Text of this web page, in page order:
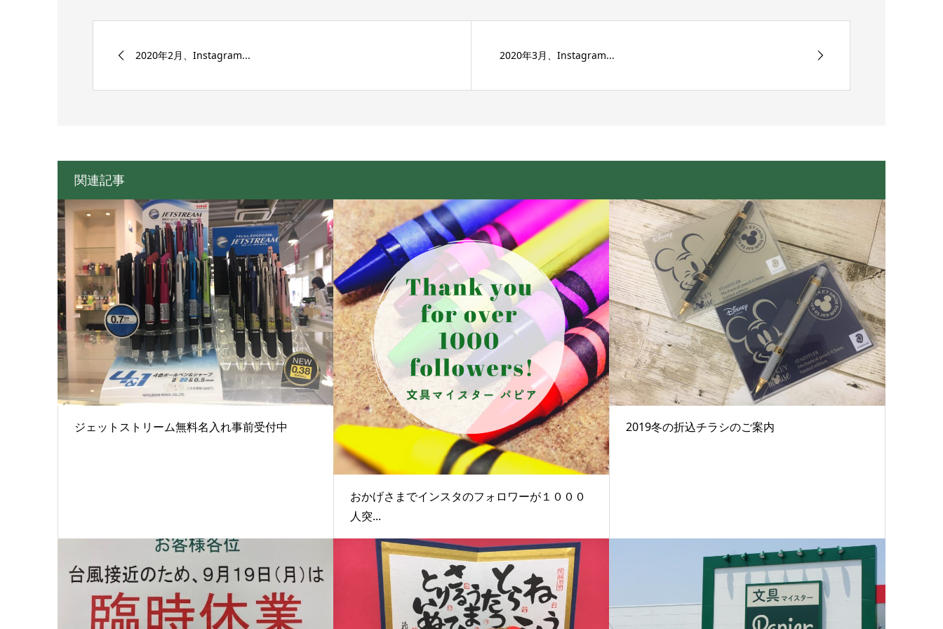
2020年2月、Instagram... 2020年3月、Instagram...
関連記事
ジェットストリーム無料名入れ事前受付中
おかげさまでインスタのフォロワーが１０００
人突...
2019冬の折込チラシのご案内